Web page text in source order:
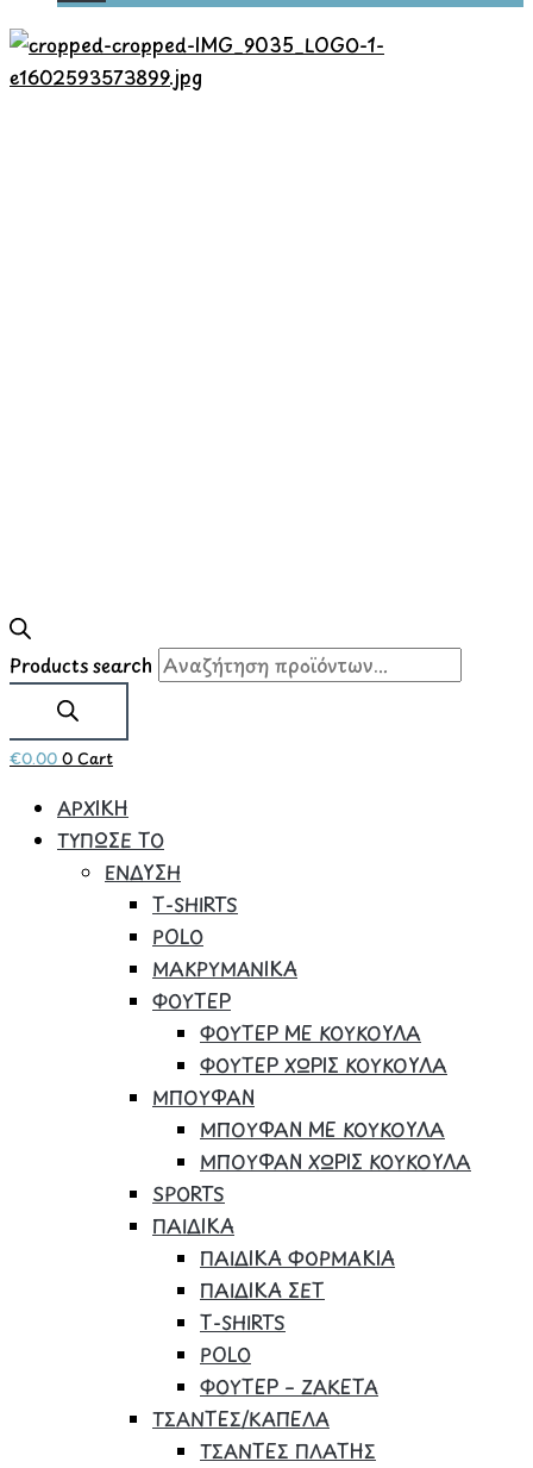
Products search
€0.00 0 Cart
ΑΡΧΙΚΗ
ΤΥΠΩΣΕ ΤΟ
ΕΝΔΥΣΗ
Τ-SHIRTS
POLO
ΜΑΚΡΥΜΑΝΙΚΑ
ΦΟΥΤΕΡ
ΦΟΥΤΕΡ ΜΕ ΚΟΥΚΟΥΛΑ
ΦΟΥΤΕΡ ΧΩΡΙΣ ΚΟΥΚΟΥΛΑ
ΜΠΟΥΦΑΝ
ΜΠΟΥΦΑΝ ΜΕ ΚΟΥΚΟΥΛΑ
ΜΠΟΥΦΑΝ ΧΩΡΙΣ ΚΟΥΚΟΥΛΑ
SPORTS
ΠΑΙΔΙΚΑ
ΠΑΙΔΙΚΑ ΦΟΡΜΑΚΙΑ
ΠΑΙΔΙΚΑ ΣΕΤ
Τ-SHIRTS
POLO
ΦΟΥΤΕΡ – ΖΑΚΕΤΑ
ΤΣΑΝΤΕΣ/ΚΑΠΕΛΑ
ΤΣΑΝΤΕΣ ΠΛΑΤΗΣ